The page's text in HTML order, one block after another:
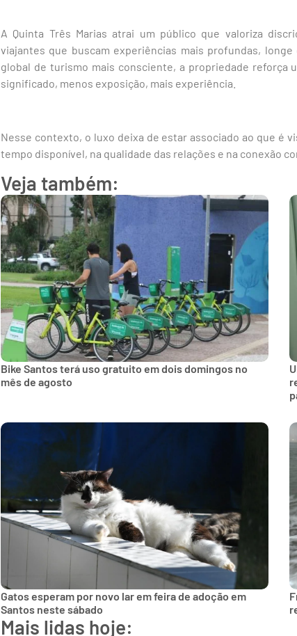
A Quinta Três Marias atrai um público que valoriza
viajantes que buscam experiências mais profundas,
global de turismo mais consciente, a propriedade reforça
significado, menos exposição, mais experiência.
Nesse contexto, o luxo deixa de estar associado ao que é
tempo disponível, na qualidade das relações e na conexão
Veja também:
Bike Santos terá uso gratuito em dois domingos no
mês de agosto
Gatos esperam por novo lar em feira de adoção em
Santos neste sábado
Mais lidas hoje: